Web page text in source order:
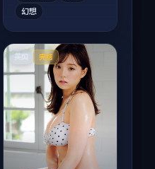
幻想
英国 完结